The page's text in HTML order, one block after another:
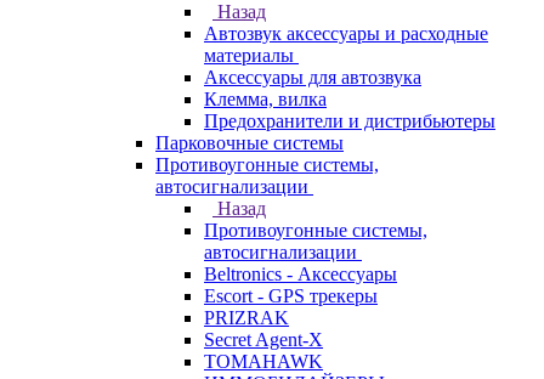
Назад
Автозвук аксессуары и расходные
материалы
Аксессуары для автозвука
Клемма, вилка
Предохранители и дистрибьютеры
Парковочные системы
Противоугонные системы,
автосигнализации
Назад
Противоугонные системы,
автосигнализации
Beltronics - Аксессуары
Escort - GPS трекеры
PRIZRAK
Secret Agent-X
TOMAHAWK